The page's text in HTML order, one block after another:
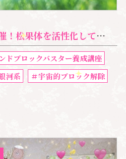
事がスムーズに動くようになりたくないですか
ドブロックバスター養成講座
河系
＃宇宙的ブロック解除